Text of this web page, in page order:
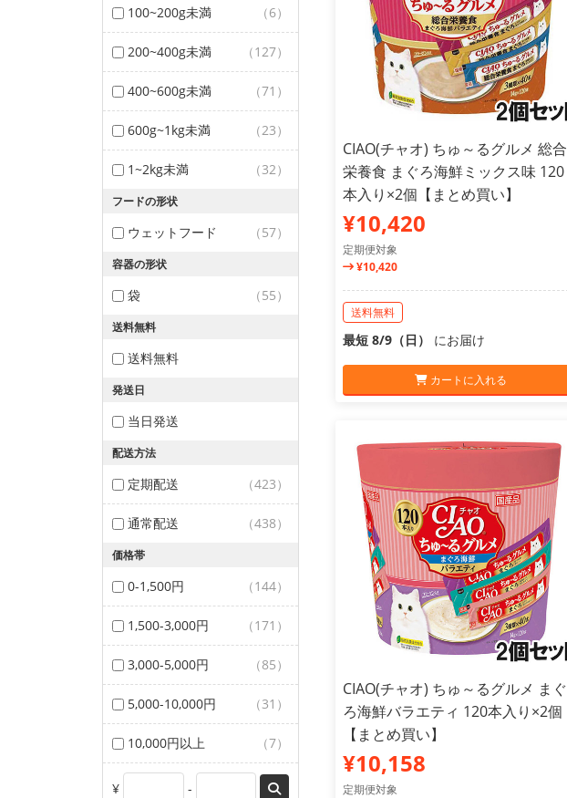
100~200g未満 （6）
200~400g未満 （127）
400~600g未満 （71）
600g~1kg未満 （23）
1~2kg未満 （32）
フードの形状
ウェットフード （57）
容器の形状
袋 （55）
送料無料
送料無料
発送日
当日発送
配送方法
定期配送 （423）
通常配送 （438）
価格帯
0-1,500円 （144）
1,500-3,000円 （171）
3,000-5,000円 （85）
5,000-10,000円 （31）
10,000円以上 （7）
¥ -
CIAO(チャオ) ちゅ～るグルメ 総合
栄養食 まぐろ海鮮ミックス味 120
本入り×2個【まとめ買い】
¥10,420
定期便対象
¥10,420
送料無料
最短 8/9（日） にお届け
カートに入れる
CIAO(チャオ) ちゅ～るグルメ まぐ
ろ海鮮バラエティ 120本入り×2個
【まとめ買い】
¥10,158
定期便対象